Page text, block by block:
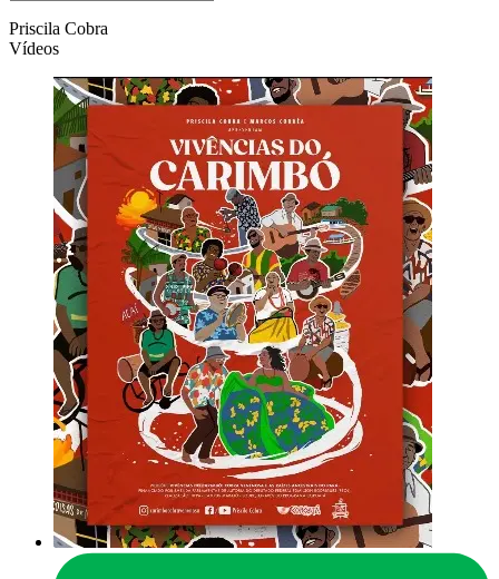
Priscila Cobra
Vídeos